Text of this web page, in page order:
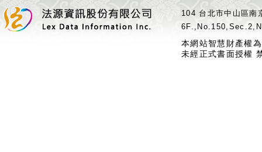
104 台北市中山區
本網站智慧財產權
未經正式書面授權